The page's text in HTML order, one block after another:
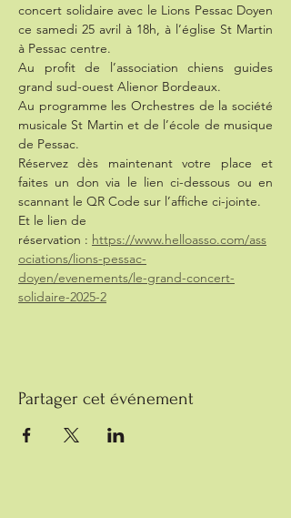
concert solidaire avec le Lions Pessac Doyen
ce samedi 25 avril à 18h, à l’église St Martin
à Pessac centre.
Au profit de l’association chiens guides
grand sud-ouest Alienor Bordeaux.
Au programme les Orchestres de la société
musicale St Martin et de l’école de musique
de Pessac.
Réservez dès maintenant votre place et
faites un don via le lien ci-dessous ou en
scannant le QR Code sur l’affiche ci-jointe.
Et le lien de
réservation : https://www.helloasso.com/ass
ociations/lions-pessac-
doyen/evenements/le-grand-concert-
solidaire-2025-2
Partager cet événement